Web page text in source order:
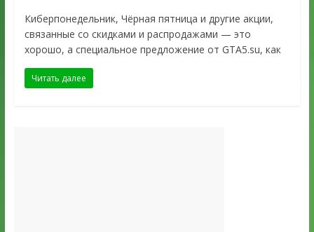
Киберпонедельник, Чёрная пятница и другие акции,
связанные со скидками и распродажами — это
хорошо, а специальное предложение от GTA5.su, как
Читать далее